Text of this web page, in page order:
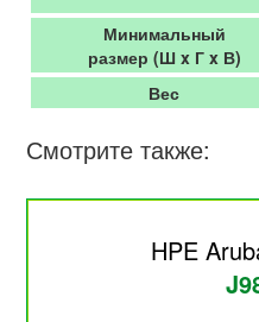
Минимальный
размер (Ш x Г x В)
Вес
Смотрите также:
HPE